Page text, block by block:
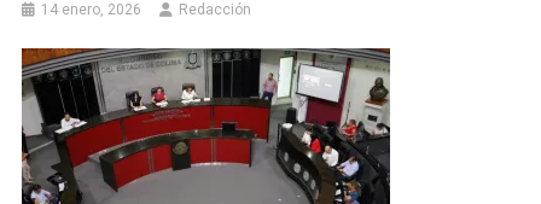
14 enero, 2026 Redacción